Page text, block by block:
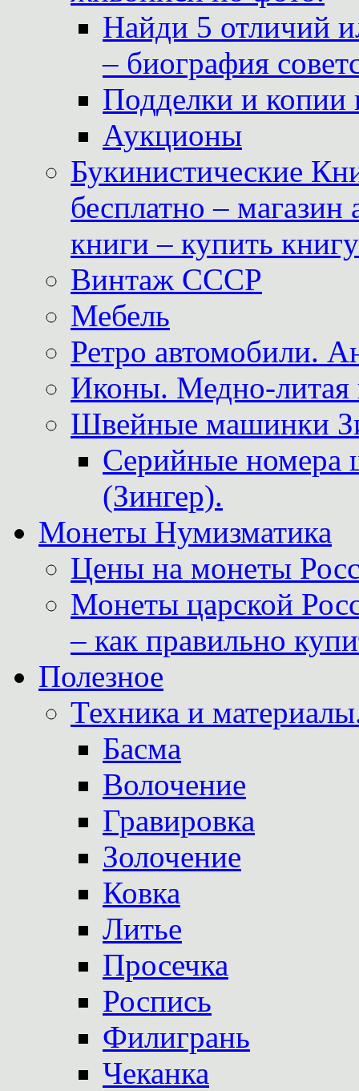
Найди 5 отличий
– биография
Подделки и копии
Аукционы
Букинистические
бесплатно –
книги – купить
Винтаж СССР
Мебель
Ретро автомобили.
Иконы. Медно-литая
Швейные машинки
Серийные
(Зингер).
Монеты Нумизматика
Цены на монеты
Монеты царской
– как правильно
Полезное
Техника и
Басма
Волочение
Гравировка
Золочение
Ковка
Литье
Просечка
Роспись
Филигрань
Чеканка